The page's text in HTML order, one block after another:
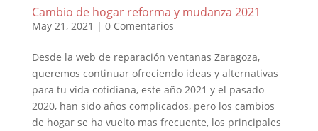
Cambio de hogar reforma y mudanza 2021
May 21, 2021 | 0 Comentarios
Desde la web de reparación ventanas Zaragoza,
queremos continuar ofreciendo ideas y alternativas
para tu vida cotidiana, este año 2021 y el pasado
2020, han sido años complicados, pero los cambios
de hogar se ha vuelto mas frecuente, los principales